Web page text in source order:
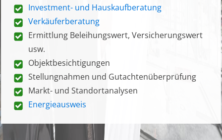
Investment- und Hauskaufberatung
Verkäuferberatung
Ermittlung Beleihungswert, Versicherungswert
usw.
Objektbesichtigungen
Stellungnahmen und Gutachtenüberprüfung
Markt- und Standortanalysen
Energieausweis